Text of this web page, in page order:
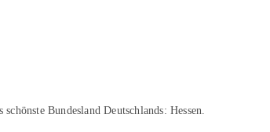
Bundesland Deutschlands: Hessen.